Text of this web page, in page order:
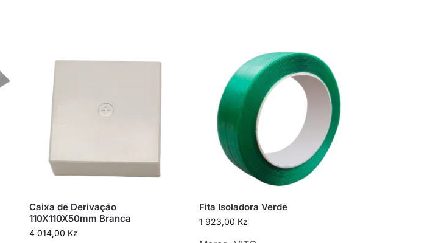
Caixa de Derivação
110X110X50mm Branca
4 014,00 Kz
Fita Isoladora Verde
1 923,00 Kz